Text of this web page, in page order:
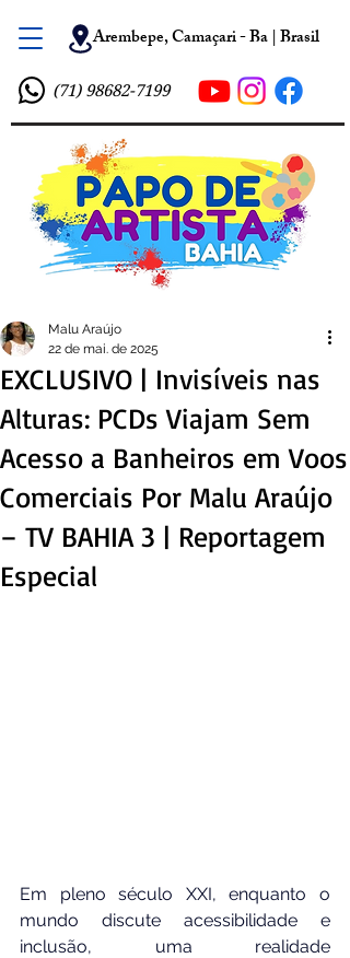
Arembepe, Camaçari - Ba | Brasil
(71) 98682-7199
EXCLUSIVO | Invisíveis nas
Alturas: PCDs Viajam Sem
Acesso a Banheiros em Voos
Comerciais Por Malu Araújo
– TV BAHIA 3 | Reportagem
Especial
Malu Araújo
22 de mai. de 2025
Em pleno século XXI, enquanto o
mundo discute acessibilidade e
inclusão, uma realidade